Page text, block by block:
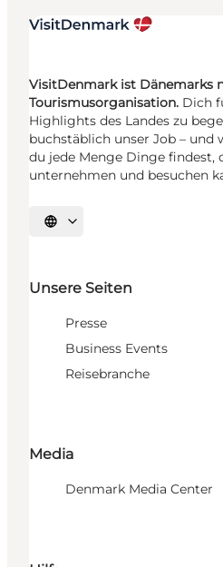
VisitDenmark ist Dänemarks
Tourismusorganisation. Dich
Highlights des Landes zu
buchstäblich unser Job – und
du jede Menge Dinge findest,
unternehmen und besuchen
Sprache auswählen
Unsere Seiten
Presse
Business Events
Reisebranche
Media
Denmark Media Center